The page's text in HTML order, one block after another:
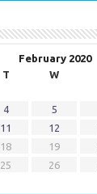
February 2020
T W
4 5
11 12
18 19
25 26